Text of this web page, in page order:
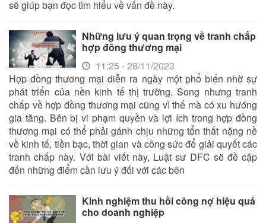
sẽ giúp bạn đọc tìm hiểu về vấn đề này.
Những lưu ý quan trọng về tranh chấp
hợp đồng thương mại
11:25 - 28/11/2023
Hợp đồng thương mại diễn ra ngày một phổ biến nhờ sự
phát triển của nền kinh tế thị trường. Song nhưng tranh
chấp về hợp đồng thương mại cũng vì thế mà có xu hướng
gia tăng. Bên bị vi phạm quyền và lợi ích trong hợp đồng
thương mại có thể phải gánh chịu những tổn thất nặng nề
về kinh tế, tiền bạc, thời gian và công sức để giải quyết các
tranh chấp này. Với bài viết này, Luật sư DFC sẽ đề cập
đến những điểm cần lưu ý đối với các bên
Kinh nghiệm thu hồi công nợ hiệu quả
cho doanh nghiệp